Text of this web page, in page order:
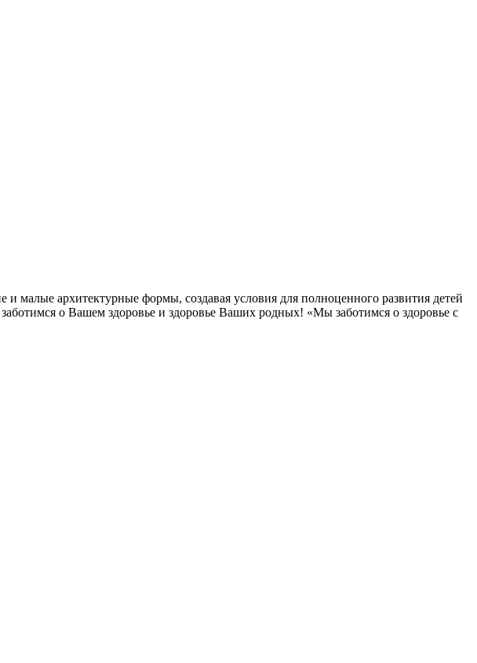
малые архитектурные формы, создавая условия для полноценного развития детей
о Вашем здоровье и здоровье Ваших родных! «Мы заботимся о здоровье с